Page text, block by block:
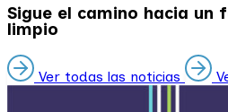
Sigue el camino hacia un
limpio
Ver todas las noticias